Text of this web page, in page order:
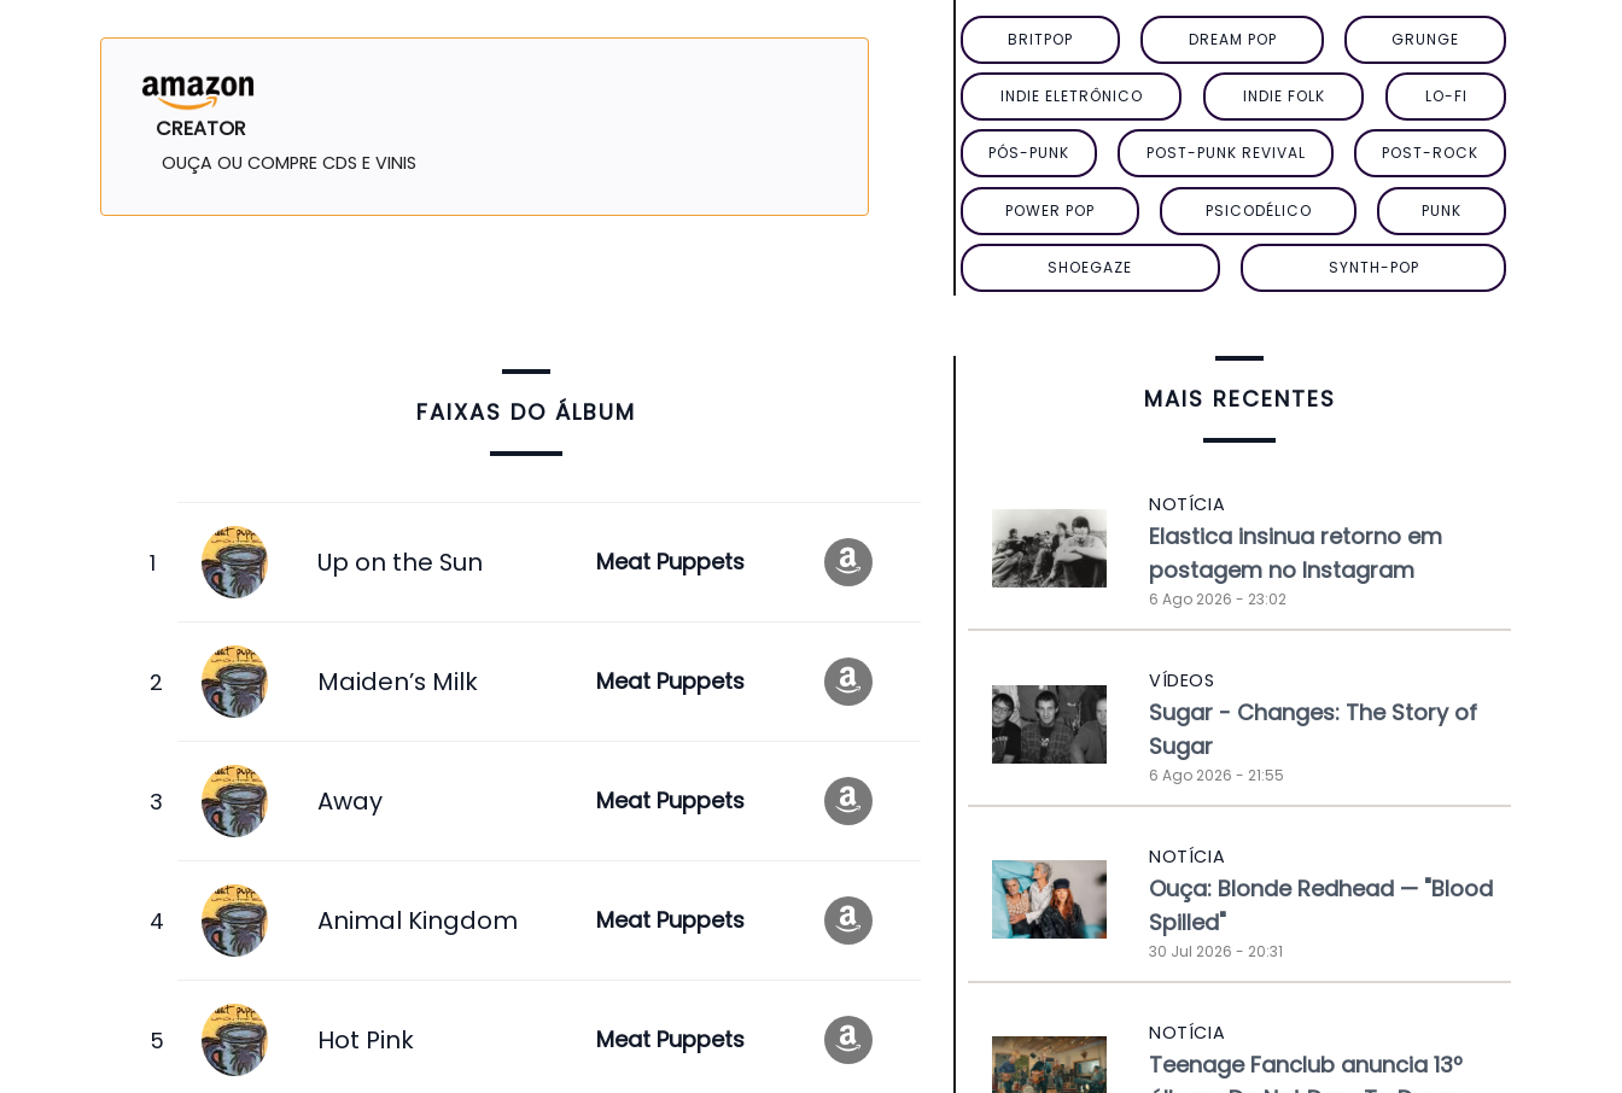
CREATOR
OUÇA OU COMPRE CDS E VINIS
FAIXAS DO ÁLBUM
Up on the Sun Meat Puppets
Maiden’s Milk Meat Puppets
Away Meat Puppets
Animal Kingdom Meat Puppets
Hot Pink Meat Puppets
BRITPOP DREAM POP GRUNGE
INDIE ELETRÔNICO INDIE FOLK LO-FI
PÓS-PUNK POST-PUNK REVIVAL POST-ROCK
POWER POP PSICODÉLICO PUNK
SHOEGAZE SYNTH-POP
MAIS RECENTES
NOTÍCIA
Elastica insinua retorno em
postagem no Instagram
6 Ago 2026 - 23:02
VÍDEOS
Sugar - Changes: The Story of
Sugar
6 Ago 2026 - 21:55
NOTÍCIA
Ouça: Blonde Redhead — "Blood
Spilled"
30 Jul 2026 - 20:31
NOTÍCIA
Teenage Fanclub anuncia 13º